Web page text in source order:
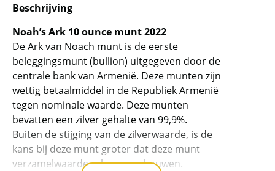
de
wachtlijst
voor
dit
product
toe
te
voegen
Beschrijving
Noah’s Ark 10 ounce munt 2022
De Ark van Noach munt is de eerste
beleggingsmunt (bullion) uitgegeven door de
centrale bank van Armenië. Deze munten zijn
wettig betaalmiddel in de Republiek Armenië
tegen nominale waarde. Deze munten
bevatten een zilver gehalte van 99,9%.
Buiten de stijging van de zilverwaarde, is de
kans bij deze munt groter dat deze munt
verzamelwaarde zal gaan opbouwen.